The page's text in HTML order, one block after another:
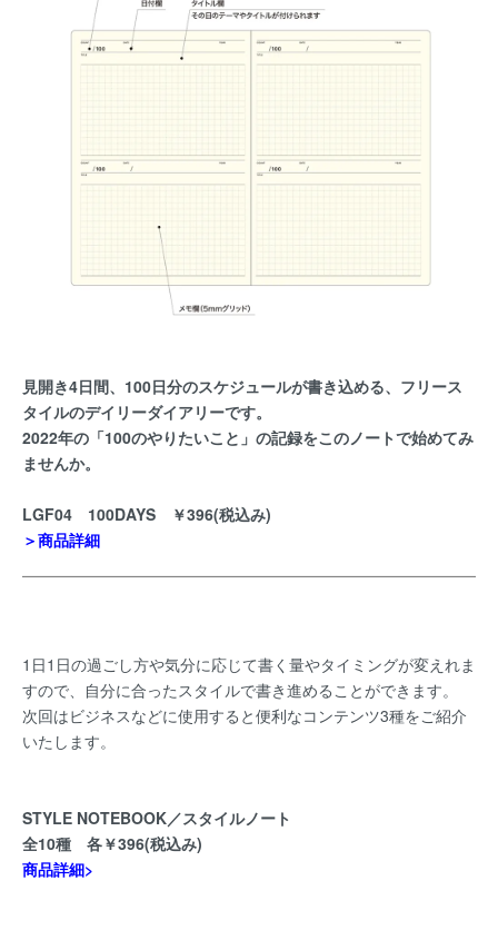
見開き4日間、100日分のスケジュールが書き込める、フリース
タイルのデイリーダイアリーです。
2022年の「100のやりたいこと」の記録をこのノートで始めてみ
ませんか。
LGF04 100DAYS ￥396(税込み)
＞商品詳細
1日1日の過ごし方や気分に応じて書く量やタイミングが変えれま
すので、自分に合ったスタイルで書き進めることができます。
次回はビジネスなどに使用すると便利なコンテンツ3種をご紹介
いたします。
STYLE NOTEBOOK／スタイルノート
全10種 各￥396(税込み)
商品詳細>